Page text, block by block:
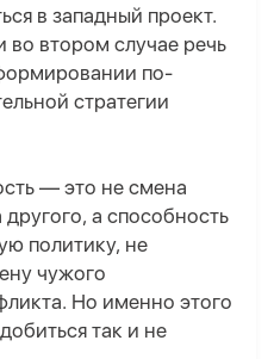
в западный проект.
втором случае речь
по-
стратегии
— это не смена
а способность
политику, не
чужого
Но именно этого
так и не